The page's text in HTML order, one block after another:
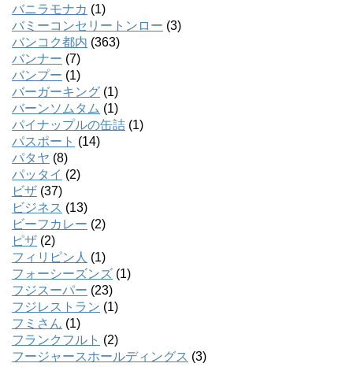
バニラモナカ (1)
バミーコンセリートンロー (3)
バンコク都内 (363)
バンナー (7)
バンプー (1)
バーガーキング (1)
バーンソムタム (1)
パイナップルの缶詰 (1)
パスポート (14)
パタヤ (8)
パッタイ (2)
ビザ (37)
ビジネス (13)
ビーフカレー (2)
ピザ (2)
フィリピン人 (1)
フォーシーズンズ (1)
フジスーパー (23)
フジレストラン (1)
フミさん (1)
フランクフルト (2)
フージャースホールディングス (3)